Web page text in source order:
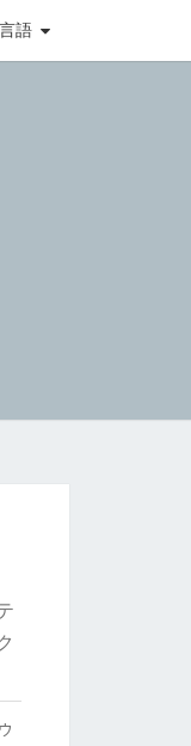
言語